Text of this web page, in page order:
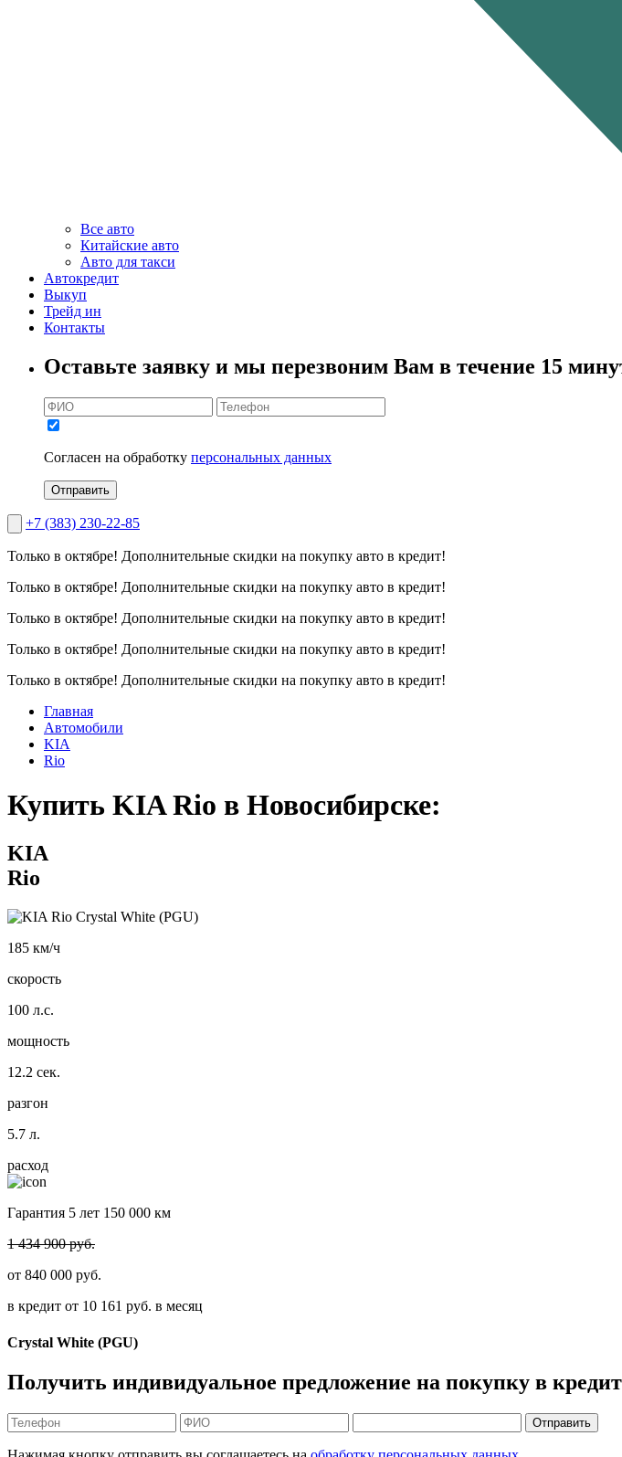
Все авто
Китайские авто
Авто для такси
Автокредит
Выкуп
Трейд ин
Контакты
Оставьте заявку и мы перезвоним Вам в течение 15
Согласен на обработку персональных данных
Отправить
+7 (383) 230-22-85
Только в октябре! Дополнительные скидки на покупку авто в кредит!
Только в октябре! Дополнительные скидки на покупку авто в кредит!
Только в октябре! Дополнительные скидки на покупку авто в кредит!
Только в октябре! Дополнительные скидки на покупку авто в кредит!
Только в октябре! Дополнительные скидки на покупку авто в кредит!
Главная
Автомобили
KIA
Rio
Купить KIA Rio в Новосибирске:
KIA
Rio
185 км/ч
скорость
100 л.с.
мощность
12.2 сек.
разгон
5.7 л.
расход
Гарантия 5 лет 150 000 км
1 434 900 руб.
от 840 000 руб.
в кредит от 10 161 руб. в месяц
Crystal White (PGU)
Получить индивидуальное предложение на покупку в
Отправить